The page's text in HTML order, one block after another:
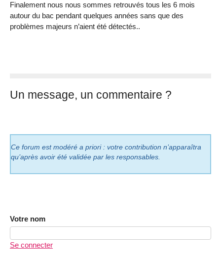
Finalement nous nous sommes retrouvés tous les 6 mois
autour du bac pendant quelques années sans que des
problèmes majeurs n’aient été détectés..
Un message, un commentaire ?
Ce forum est modéré a priori : votre contribution n’apparaîtra
qu’après avoir été validée par les responsables.
Votre nom
Se connecter